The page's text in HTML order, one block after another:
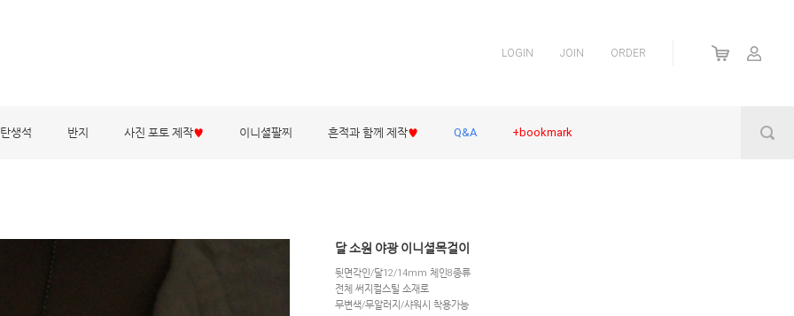
LOGIN JOIN ORDER
탄생석 반지 사진 포토 제작♥ 이니셜팔찌 흔적과 함께 제작♥ Q&A +bookmark
달 소원 야광 이니셜목걸이
뒷면각인/달12/14mm 체인8종류
전체 써지컬스틸 소재로
무변색/무알러지/샤워시 착용가능